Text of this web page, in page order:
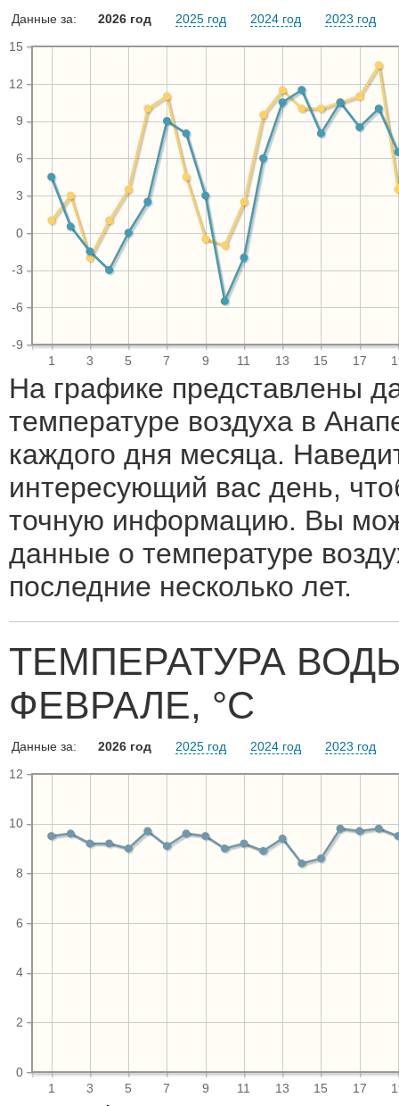
Данные за: 2026 год 2025 год 2024 год 2023 год
1 3 5 7 9 11 13 15 17
-9
-6
-3
0
3
6
9
12
15
На графике представлены
температуре воздуха в
каждого дня месяца.
интересующий вас день,
точную информацию. Вы
данные о температуре
последние несколько лет.
ТЕМПЕРАТУРА
ФЕВРАЛЕ, °C
Данные за: 2026 год 2025 год 2024 год 2023 год
1 3 5 7 9 11 13 15 17
0
2
4
6
8
10
12